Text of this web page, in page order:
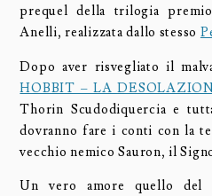
prequel della trilogia
Anelli, realizzata dallo stesso
Dopo aver risvegliato il
HOBBIT – LA
Thorin Scudodiquercia e
dovranno fare i conti con la
vecchio nemico Sauron, il
Un vero amore quello del